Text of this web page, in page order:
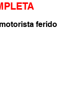
ferido